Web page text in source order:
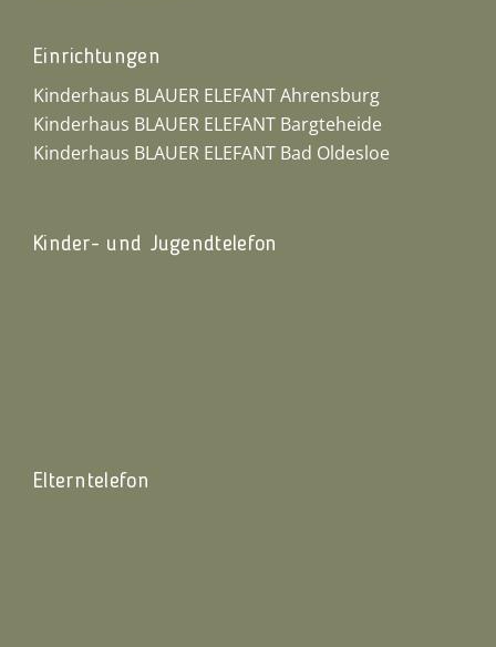
Einrichtungen
Kinderhaus BLAUER ELEFANT Ahrensburg
Kinderhaus BLAUER ELEFANT Bargteheide
Kinderhaus BLAUER ELEFANT Bad Oldesloe
Kinder- und Jugendtelefon
Elterntelefon